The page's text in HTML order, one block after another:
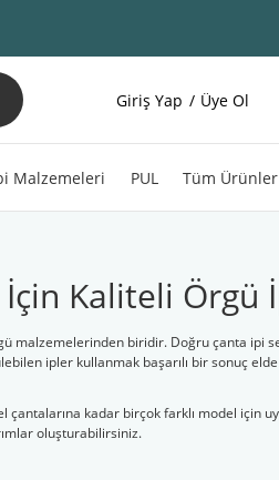
Giriş Yap Üye Ol
Malzemeleri PUL Tüm Ürünler
İçin Kaliteli Örgü
malzemelerinden biridir. Doğru çanta ipi
ipler kullanmak başarılı bir sonuç
çantalarına kadar birçok farklı model için
oluşturabilirsiniz.